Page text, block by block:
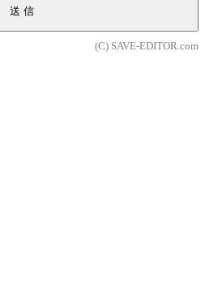
送信
(C) SAVE-EDITOR.com